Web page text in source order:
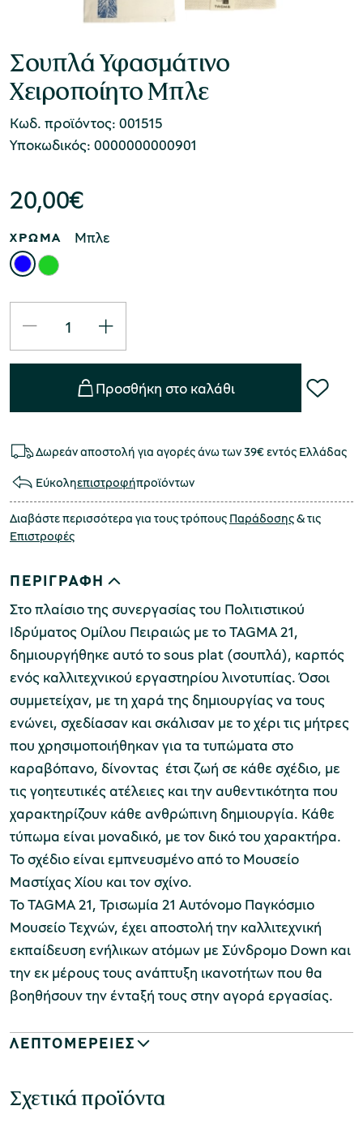
Σουπλά Υφασμάτινο
Χειροποίητο Μπλε
Κωδ. προϊόντος: 001515
Υποκωδικός: 0000000000901
20,00€
ΧΡΩΜΑ Μπλε
Προσθήκη στο καλάθι
Δωρεάν αποστολή για αγορές άνω των 39€ εντός Ελλάδας
Εύκοληεπιστροφήπροϊόντων
Διαβάστε περισσότερα για τους τρόπους Παράδοσης& τις
Επιστροφές
ΠΕΡΙΓΡΑΦΗ
Στο πλαίσιο της συνεργασίας του Πολιτιστικού
Ιδρύματος Ομίλου Πειραιώς με το TAGMA 21,
δημιουργήθηκε αυτό το sous plat (σουπλά), καρπός
ενός καλλιτεχνικού εργαστηρίου λινοτυπίας. Όσοι
συμμετείχαν, με τη χαρά της δημιουργίας να τους
ενώνει, σχεδίασαν και σκάλισαν με το χέρι τις μήτρες
που χρησιμοποιήθηκαν για τα τυπώματα στο
καραβόπανο, δίνοντας έτσι ζωή σε κάθε σχέδιο, με
τις γοητευτικές ατέλειες και την αυθεντικότητα που
χαρακτηρίζουν κάθε ανθρώπινη δημιουργία. Κάθε
τύπωμα είναι μοναδικό, με τον δικό του χαρακτήρα.
Το σχέδιο είναι εμπνευσμένο από το Μουσείο
Μαστίχας Χίου και τον σχίνο.
Το TAGMA 21, Τρισωμία 21 Αυτόνομο Παγκόσμιο
Μουσείο Τεχνών, έχει αποστολή την καλλιτεχνική
εκπαίδευση ενήλικων ατόμων με Σύνδρομο Down και
την εκ μέρους τους ανάπτυξη ικανοτήτων που θα
βοηθήσουν την ένταξή τους στην αγορά εργασίας.
ΛΕΠΤΟΜΕΡΕΙΕΣ
Σχετικά προϊόντα